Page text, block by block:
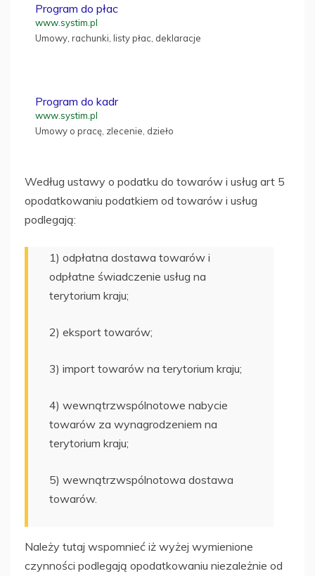
Program do płac
www.systim.pl
Umowy, rachunki, listy płac, deklaracje
Program do kadr
www.systim.pl
Umowy o pracę, zlecenie, dzieło
Według ustawy o podatku do towarów i usług art 5
opodatkowaniu podatkiem od towarów i usług
podlegają:
1) odpłatna dostawa towarów i
odpłatne świadczenie usług na
terytorium kraju;
2) eksport towarów;
3) import towarów na terytorium kraju;
4) wewnątrzwspólnotowe nabycie
towarów za wynagrodzeniem na
terytorium kraju;
5) wewnątrzwspólnotowa dostawa
towarów.
Należy tutaj wspomnieć iż wyżej wymienione
czynności podlegają opodatkowaniu niezależnie od